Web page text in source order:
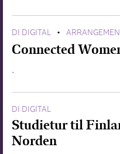
DI DIGITAL •
Connected
.
DI DIGITAL
Studietur til
Norden